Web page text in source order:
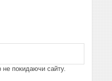
не покидаючи сайту.